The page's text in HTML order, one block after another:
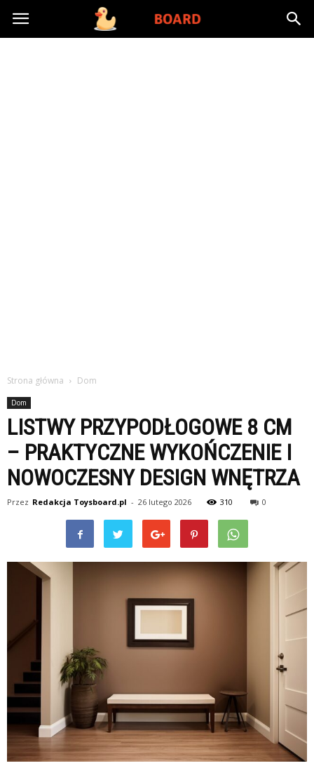
Toysboard.pl
Strona główna Dom
Dom
LISTWY PRZYPODŁOGOWE 8 CM
– PRAKTYCZNE WYKOŃCZENIE I
NOWOCZESNY DESIGN WNĘTRZA
Przez Redakcja Toysboard.pl - 26 lutego 2026 310 0